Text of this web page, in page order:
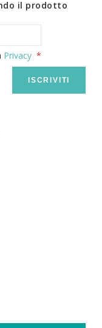
il prodotto
Privacy
ISCRIVITI